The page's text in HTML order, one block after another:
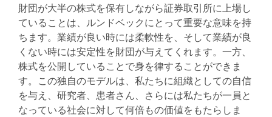
財団が大半の株式を保有しながら証券取引所に上場し
ていることは、ルンドベックにとって重要な意味を持
ちます。業績が良い時には柔軟性を、そして業績が良
くない時には安定性を財団が与えてくれます。一方、
株式を公開していることで身を律することができま
す。この独自のモデルは、私たちに組織としての自信
を与え、研究者、患者さん、さらには私たちが一員と
なっている社会に対して何倍もの価値をもたらしま